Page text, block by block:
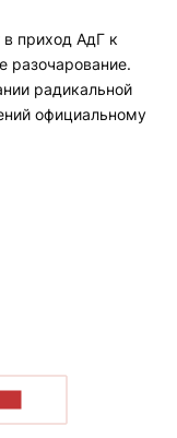
в приход АдГ к
разочарование.
радикальной
официальному